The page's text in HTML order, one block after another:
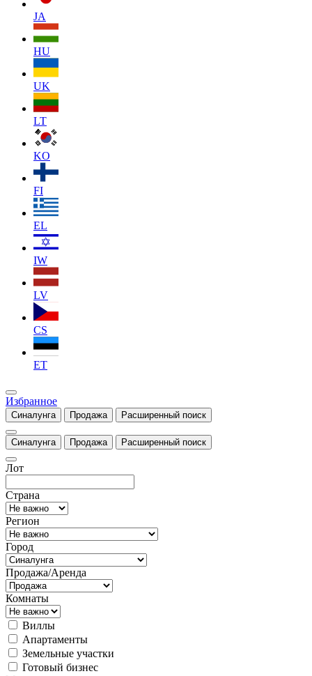
JA
HU
UK
LT
KO
FI
EL
IW
LV
CS
ET
Избранное
Синалунга Продажа Расширенный поиск
Синалунга Продажа Расширенный поиск
Лот
Страна
Регион
Город
Продажа/Аренда
Комнаты
Виллы
Апартаменты
Земельные участки
Готовый бизнес